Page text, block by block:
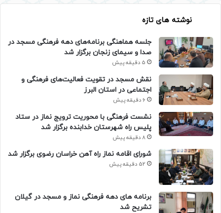
نوشته های تازه
جلسه هماهنگی برنامه‌های دهه فرهنگی مسجد در
صدا و سیمای زنجان برگزار شد
5 دقیقه پیش
نقش مسجد در تقویت فعالیت‌های فرهنگی و
اجتماعی در استان البرز
6 دقیقه پیش
نشست فرهنگی با محوریت ترویج نماز در ستاد
پلیس راه شهرستان خدابنده برگزار شد
8 دقیقه پیش
شورای اقامه نماز راه آهن خراسان رضوی برگزار شد
52 دقیقه پیش
برنامه های دهه فرهنگی نماز و مسجد در گیلان
تشریح شد